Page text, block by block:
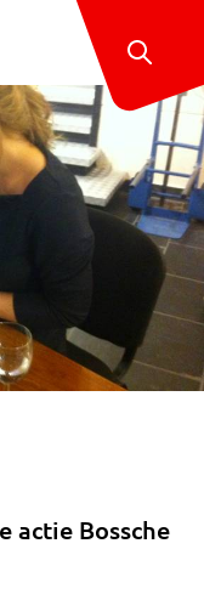
actie Bossche